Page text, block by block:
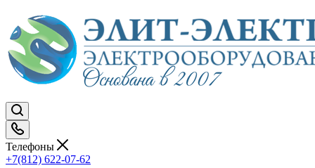
Телефоны
+7(812) 622-07-62